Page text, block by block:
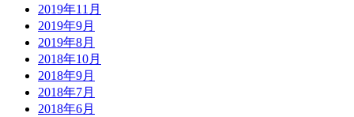
2019年11月
2019年9月
2019年8月
2018年10月
2018年9月
2018年7月
2018年6月